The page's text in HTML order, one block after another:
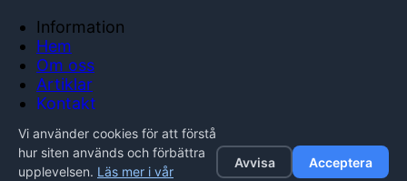
Information
Hem
Om oss
Artiklar
Kontakt
Integritetspolicy
Vi använder cookies för att förstå
hur siten används och förbättra
upplevelsen. Läs mer i vår
Avvisa Acceptera